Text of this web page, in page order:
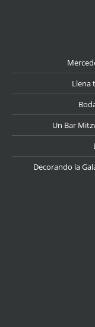
Llena
Un Bar
Decorando la